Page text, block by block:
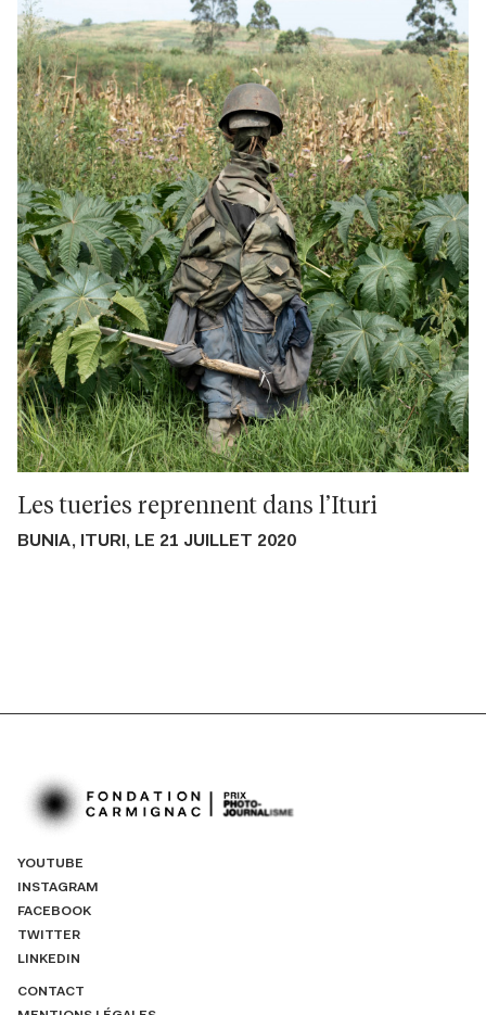
Les tueries reprennent dans l’Ituri
BUNIA, ITURI, LE 21 JUILLET 2020
YOUTUBE
INSTAGRAM
FACEBOOK
TWITTER
LINKEDIN
CONTACT